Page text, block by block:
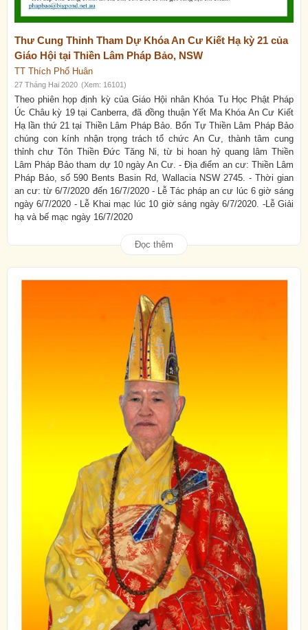
Thư Cung Thỉnh Tham Dự Khóa An Cư Kiết Hạ kỳ 21 của
Giáo Hội tại Thiền Lâm Pháp Bảo, NSW
TT Thích Phổ Huân
27 Tháng Hai 2020 (Xem: 16101)
Theo phiên họp định kỳ của Giáo Hội nhân Khóa Tu Học Phật Pháp
Úc Châu kỳ 19 tại Canberra, đã đồng thuận Yết Ma Khóa An Cư Kiết
Hạ lần thứ 21 tại Thiền Lâm Pháp Bảo. Bổn Tự Thiền Lâm Pháp Bảo
chúng con kính nhận trọng trách tổ chức An Cư, thành tâm cung
thỉnh chư Tôn Thiền Đức Tăng Ni, từ bi hoan hỷ quang lâm Thiền
Lâm Pháp Bảo tham dự 10 ngày An Cư. - Địa điểm an cư: Thiền Lâm
Pháp Bảo, số 590 Bents Basin Rd, Wallacia NSW 2745. - Thời gian
an cư: từ 6/7/2020 đến 16/7/2020 - Lễ Tác pháp an cư lúc 6 giờ sáng
ngày 6/7/2020 - Lễ Khai mạc lúc 10 giờ sáng ngày 6/7/2020. -Lễ Giải
hạ và bế mạc ngày 16/7/2020
Đọc thêm